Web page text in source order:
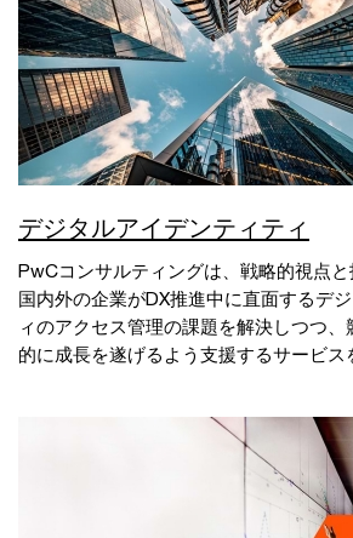
デジタルアイデンティティ
PwCコンサルティングは、戦略的視点と
国内外の企業がDX推進中に直面するデ
ィのアクセス管理の課題を解決しつつ
的に成長を遂げるよう支援するサービス